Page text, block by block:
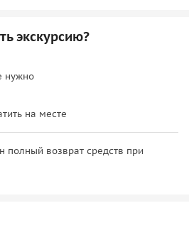
экскурсию?
нужно
на месте
полный возврат средств при